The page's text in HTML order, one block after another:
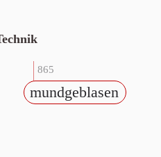
865
mundgeblasen